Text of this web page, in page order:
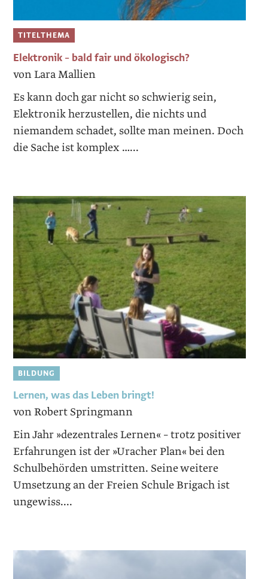
TITELTHEMA
Elektronik – bald fair und ökologisch?
von Lara Mallien
Es kann doch gar nicht so schwierig sein,
Elektronik herzustellen, die nichts und
niemandem schadet, sollte man meinen. Doch
die Sache ist komplex …...
BILDUNG
Lernen, was das ­Leben bringt!
von Robert Springmann
Ein Jahr »dezentrales Lernen« – trotz positiver
Erfahrungen ist der »Uracher Plan« bei den
Schulbehörden umstritten. Seine weitere
Umsetzung an der Freien Schule Brigach ist
ungewiss....